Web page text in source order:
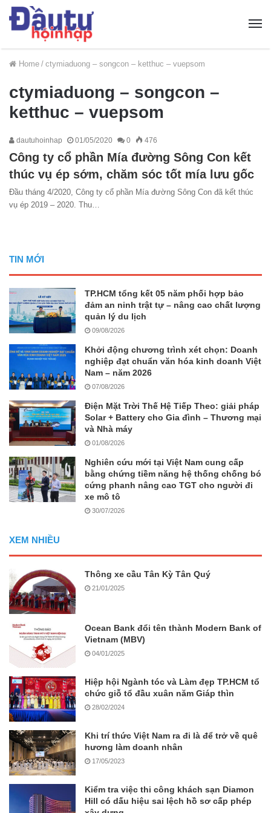
Home / ctymiaduong – songcon – ketthuc – vuepsom
ctymiaduong – songcon –
ketthuc – vuepsom
dautuhoinhap 01/05/2020 0 476
Công ty cổ phần Mía đường Sông Con kết
thúc vụ ép sớm, chăm sóc tốt mía lưu gốc
Đầu tháng 4/2020, Công ty cổ phần Mía đường Sông Con đã kết thúc
vụ ép 2019 – 2020. Thu…
TIN MỚI
TP.HCM tổng kết 05 năm phối hợp bảo
đảm an ninh trật tự – nâng cao chất lượng
quản lý du lịch
09/08/2026
Khởi động chương trình xét chọn: Doanh
nghiệp đạt chuẩn văn hóa kinh doanh Việt
Nam – năm 2026
07/08/2026
Điện Mặt Trời Thế Hệ Tiếp Theo: giải pháp
Solar + Battery cho Gia đình – Thương mại
và Nhà máy
01/08/2026
Nghiên cứu mới tại Việt Nam cung cấp
bằng chứng tiềm năng hệ thống chống bó
cứng phanh nâng cao TGT cho người đi
xe mô tô
30/07/2026
XEM NHIỀU
Thông xe cầu Tân Kỳ Tân Quý
21/01/2025
Ocean Bank đổi tên thành Modern Bank of
Vietnam (MBV)
04/01/2025
Hiệp hội Ngành tóc và Làm đẹp TP.HCM tổ
chức giỗ tổ đầu xuân năm Giáp thìn
28/02/2024
Khi trí thức Việt Nam ra đi là để trở về quê
hương làm doanh nhân
17/05/2023
Kiểm tra việc thi công khách sạn Diamon
Hill có dấu hiệu sai lệch hồ sơ cấp phép